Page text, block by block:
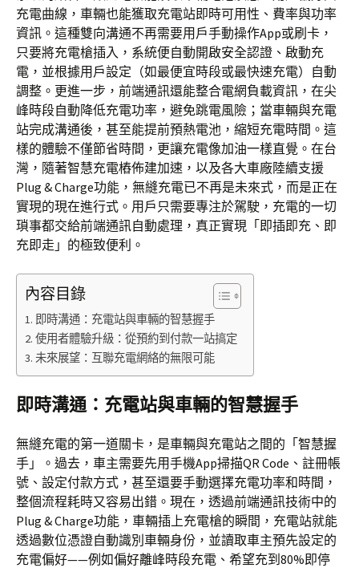
充電曲線，車輛也能獲取充電站即時可用性、費率與功率
資訊。這種雙向溝通不再需要用戶手動操作App或刷卡，
只要將充電槍插入，系統便自動開啟安全認證、啟動充
電，並根據用戶設定（如最便宜時段或最快速充電）自動
調整。更進一步，前端通訊還能整合電網負載資訊，在尖
峰時段自動降低充電功率，避免跳電風險；當車輛與充電
站完成溝通後，甚至能提前預熱電池，縮短充電時間。這
樣的體驗不僅節省時間，更讓充電像加油一樣直覺。在台
灣，隨著智慧充電樁佈建加速，以及各大車廠陸續支援
Plug & Charge功能，無縫充電已不再是未來式，而是正在
實現的現在進行式。用戶只需要專注於駕駛，充電的一切
瑣事都交給前端通訊自動處理，真正實現「即插即充、即
充即走」的極致便利。
內容目錄
即時溝通：充電站與車輛的智慧握手
使用者體驗升級：從預約到付款一站搞定
未來展望：互聯充電網絡的無限可能
即時溝通：充電站與車輛的智慧握手
無縫充電的第一道關卡，是車輛與充電站之間的「智慧握
手」。過去，車主需要先用手機App掃描QR Code、註冊帳
號、設定付款方式，甚至還要手動選擇充電功率和時間，
整個流程耗時又容易出錯。現在，透過前端通訊技術中的
Plug & Charge功能，車輛插上充電槍的瞬間，充電站就能
透過數位憑證自動識別車輛身份，並讀取車主預先設定的
充電偏好——例如偏好離峰時段充電、希望充到80%即停